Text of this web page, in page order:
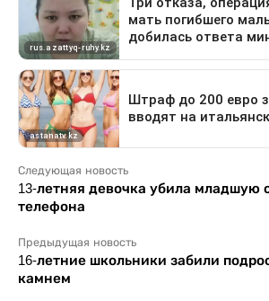
Следующая новость
13-летняя девочка убила младшую
телефона
Предыдущая новость
16-летние школьники забили
камнем